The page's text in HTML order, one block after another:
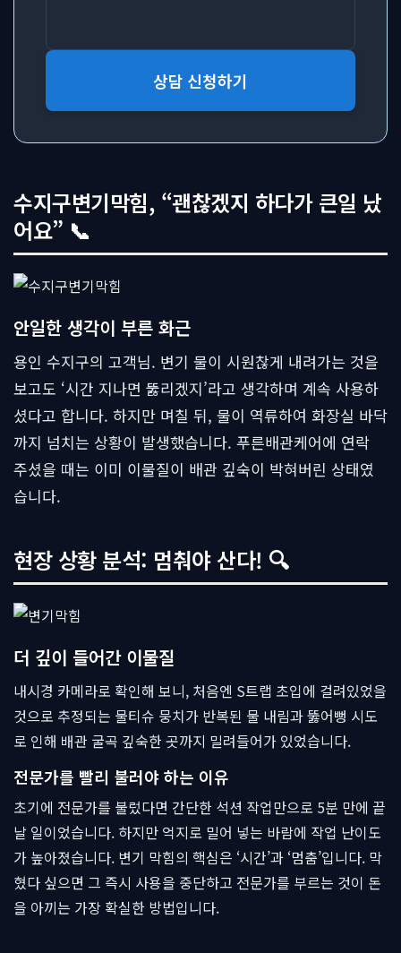
상담 신청하기
수지구변기막힘, “괜찮겠지 하다가 큰일 났
어요” 📞
안일한 생각이 부른 화근
용인 수지구의 고객님. 변기 물이 시원찮게 내려가는 것을
보고도 ‘시간 지나면 뚫리겠지’라고 생각하며 계속 사용하
셨다고 합니다. 하지만 며칠 뒤, 물이 역류하여 화장실 바닥
까지 넘치는 상황이 발생했습니다. 푸른배관케어에 연락
주셨을 때는 이미 이물질이 배관 깊숙이 박혀버린 상태였
습니다.
현장 상황 분석: 멈춰야 산다! 🔍
더 깊이 들어간 이물질
내시경 카메라로 확인해 보니, 처음엔 S트랩 초입에 걸려있었을
것으로 추정되는 물티슈 뭉치가 반복된 물 내림과 뚫어뻥 시도
로 인해 배관 굴곡 깊숙한 곳까지 밀려들어가 있었습니다.
전문가를 빨리 불러야 하는 이유
초기에 전문가를 불렀다면 간단한 석션 작업만으로 5분 만에 끝
날 일이었습니다. 하지만 억지로 밀어 넣는 바람에 작업 난이도
가 높아졌습니다. 변기 막힘의 핵심은 ‘시간’과 ‘멈춤’입니다. 막
혔다 싶으면 그 즉시 사용을 중단하고 전문가를 부르는 것이 돈
을 아끼는 가장 확실한 방법입니다.